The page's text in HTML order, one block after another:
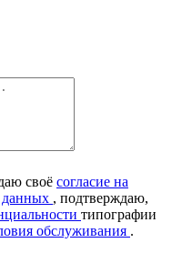
своё согласие на
данных , подтверждаю,
типографии
обслуживания .